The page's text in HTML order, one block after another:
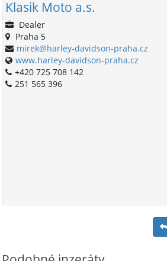
Klasik Moto a.s.
Dealer
Praha 5
mirek@harley-davidson-praha.cz
www.harley-davidson-praha.cz
+420 725 708 142
251 565 396